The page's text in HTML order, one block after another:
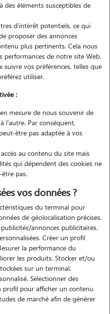
est sans engagement
depuis toujours, je souhaite
et leurs promenades. ayant
respect pour nos compagnons à
à leur sécurité et à leur
ou moment passé ensemble.
je m'adapte à leur rythme et
en confiance. que ce soit
des éléments susceptibles de
d'intérêt potentiels, ce qui
proposer des annonces
plus pertinents. Cela nous
performances de notre site Web.
suivre vos préférences, telles que
utiliser.
:
mesure de nous souvenir de
l'autre. Par conséquent,
être pas adaptée à vos
au contenu du site mais
qui dépendent des cookies ne
pas.
vos données ?
du terminal pour
de géolocalisation précises.
annonces publicitaires.
Créer un profil
la performance du
les produits. Stocker et/ou
sur un terminal.
Sélectionner des
profil pour afficher un contenu
de marché afin de générer